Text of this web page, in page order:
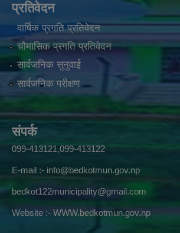
प्रतिवेदन
वार्षिक प्रगति प्रतिवेदन
चौमासिक प्रगति प्रतिवेदन
सार्वजनिक सुनुवाई
सार्वजनिक परीक्षण
संपर्क
099-413121,099-413122
E-mail :- info@bedkotmun.gov.np
bedkot122municipality@gmail.com
Website :- WWW.bedkotmun.gov.np